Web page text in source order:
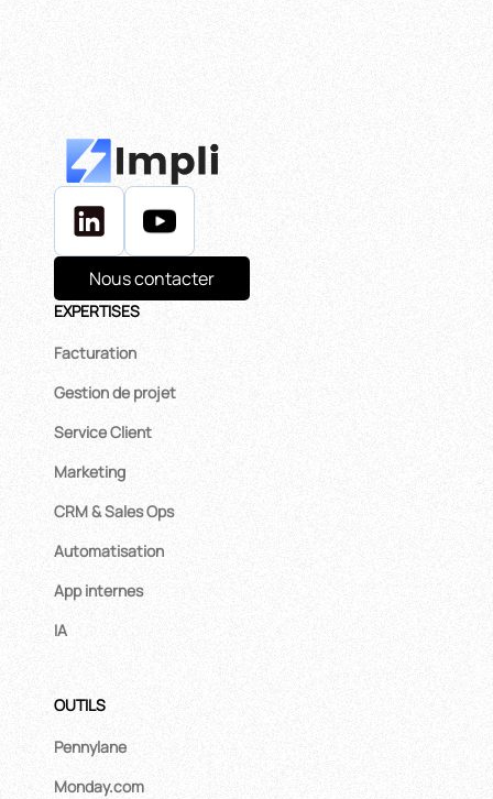
Nous contacter
EXPERTISES
Facturation
Gestion de projet
Service Client
Marketing
CRM & Sales Ops
Automatisation
App internes
IA
OUTILS
Pennylane
Monday.com